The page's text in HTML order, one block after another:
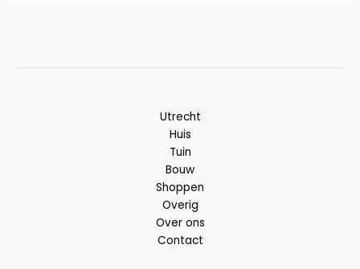
Utrecht
Huis
Tuin
Bouw
Shoppen
Overig
Over ons
Contact